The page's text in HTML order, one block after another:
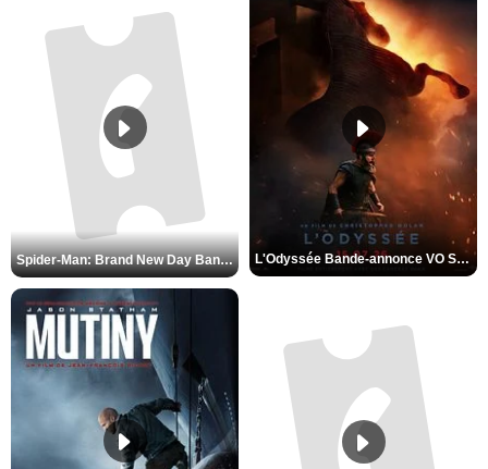
Spider-Man: Brand New Day Bande-annonce VO STFR L'Odyssée Bande-annonce VO STFR